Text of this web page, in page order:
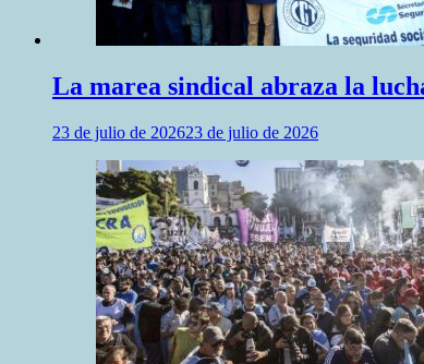
La marea sindical abraza la
23 de julio de 202623 de julio de 2026